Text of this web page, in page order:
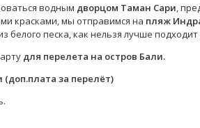
водным дворцом Таман Сари,
красками, мы отправимся на пляж
белого песка, как нельзя лучше
для перелета на остров Бали.
за перелёт)